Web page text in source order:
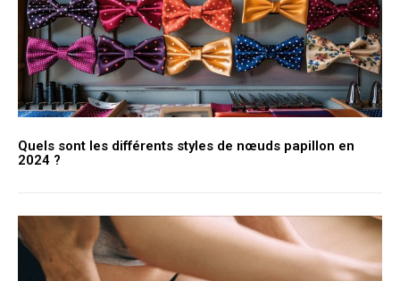
Quels sont les différents styles de nœuds papillon en
2024 ?